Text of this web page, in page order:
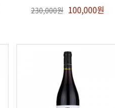
230,000원 100,000원